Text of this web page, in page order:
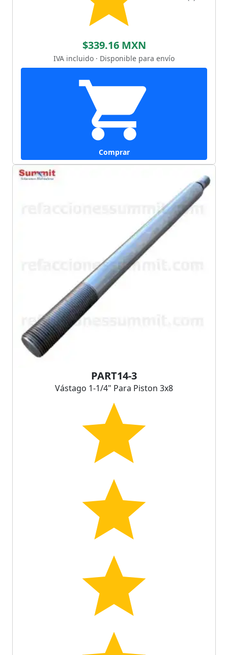
$339.16 MXN
IVA incluido · Disponible para envío
Comprar
PART14-3
Vástago 1-1/4" Para Piston 3x8